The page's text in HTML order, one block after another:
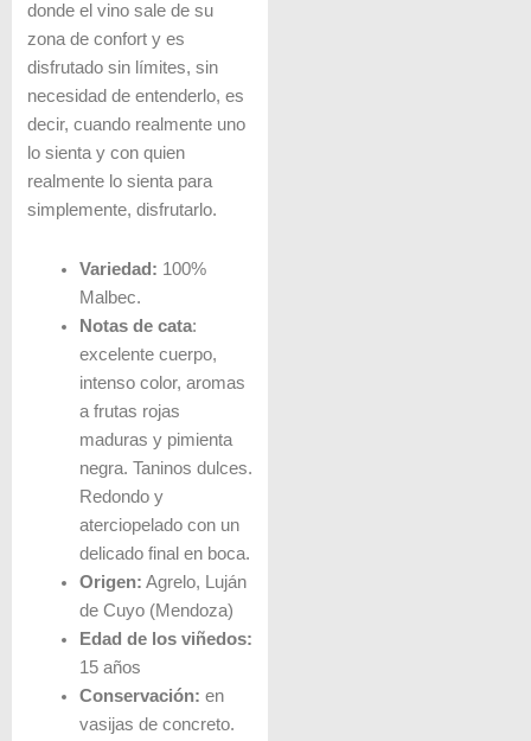
donde el vino sale de su
zona de confort y es
disfrutado sin límites, sin
necesidad de entenderlo, es
decir, cuando realmente uno
lo sienta y con quien
realmente lo sienta para
simplemente, disfrutarlo.
Variedad: 100%
Malbec.
Notas de cata:
excelente cuerpo,
intenso color, aromas
a frutas rojas
maduras y pimienta
negra. Taninos dulces.
Redondo y
aterciopelado con un
delicado final en boca.
Origen: Agrelo, Luján
de Cuyo (Mendoza)
Edad de los viñedos:
15 años
Conservación: en
vasijas de concreto.